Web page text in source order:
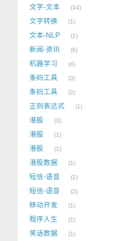
文字-文本 14
文字转换 1
文本-NLP 2
新闻-资讯 6
机器学习 4
条码工具 3
条码工具 2
正则表达式 1
港股 3
港股 1
港股 1
港股数据 1
短信-语音 2
短信-语音 2
移动开发 1
程序人生 1
笑话数据 1